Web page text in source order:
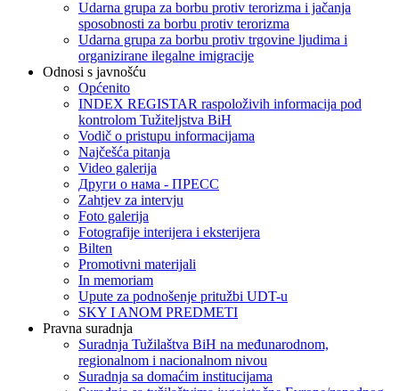
Udarna grupa za borbu protiv terorizma i jačanja
sposobnosti za borbu protiv terorizma
Udarna grupa za borbu protiv trgovine ljudima i
organizirane ilegalne imigracije
Odnosi s javnošću
Općenito
INDEX REGISTAR raspoloživih informacija pod
kontrolom Tužiteljstva BiH
Vodič o pristupu informacijama
Najčešća pitanja
Video galerija
Други о нама - ПРЕСC
Zahtjev za intervju
Foto galerija
Fotografije interijera i eksterijera
Bilten
Promotivni materijali
In memoriam
Upute za podnošenje pritužbi UDT-u
SKY I ANOM PREDMETI
Pravna suradnja
Suradnja Tužilaštva BiH na međunarodnom,
regionalnom i nacionalnom nivou
Suradnja sa domaćim institucijama